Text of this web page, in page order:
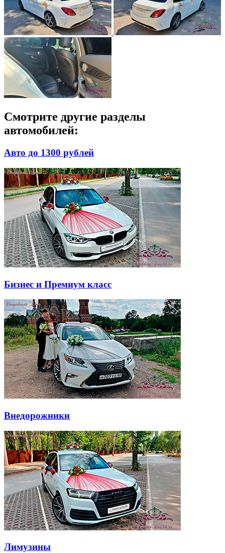
Смотрите другие разделы
автомобилей:
Авто до 1300 рублей
Бизнес и Премиум класс
Внедорожники
Лимузины